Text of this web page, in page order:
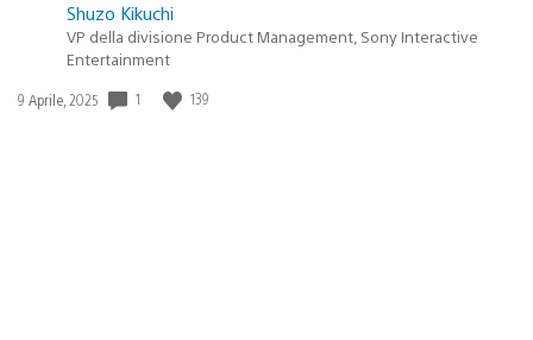
Shuzo Kikuchi
VP della divisione Product Management, Sony Interactive
Entertainment
Data
9 Aprile, 2025 1 139